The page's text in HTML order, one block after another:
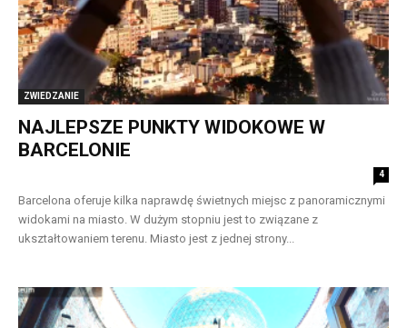
ZWIEDZANIE
NAJLEPSZE PUNKTY WIDOKOWE W
BARCELONIE
4
Barcelona oferuje kilka naprawdę świetnych miejsc z panoramicznymi
widokami na miasto. W dużym stopniu jest to związane z
ukształtowaniem terenu. Miasto jest z jednej strony...